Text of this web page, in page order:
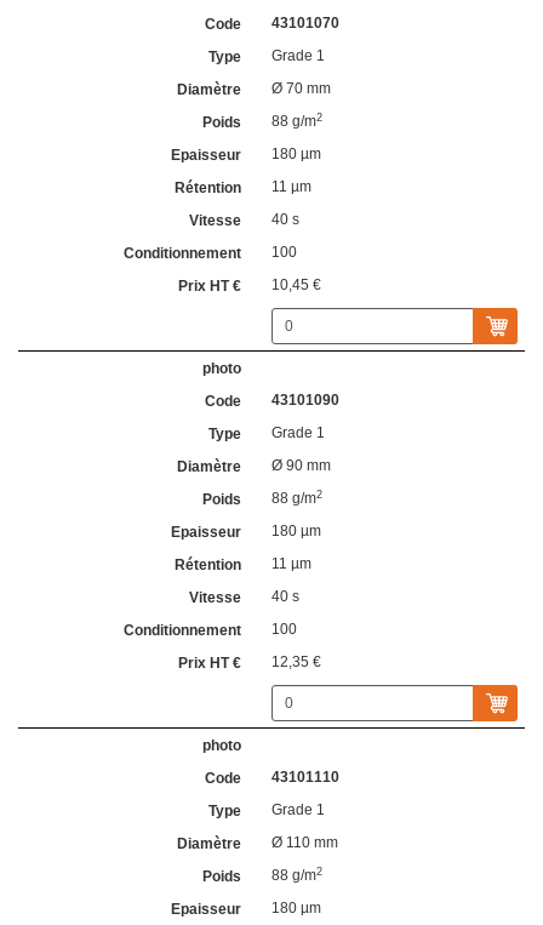
43101070
Grade 1
Ø 70 mm
88 g/m2
180 µm
11 µm
40 s
100
10,45 €
43101090
Grade 1
Ø 90 mm
88 g/m2
180 µm
11 µm
40 s
100
12,35 €
43101110
Grade 1
Ø 110 mm
88 g/m2
180 µm